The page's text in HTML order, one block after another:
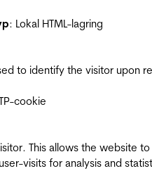
: Lokal HTML-lagring
to identify the visitor upon
cookie
This allows the website to
visits for analysis and